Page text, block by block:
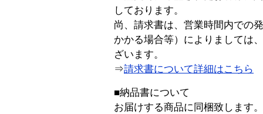
しております。
尚、請求書は、営業時間内での
かかる場合等）によりましては
ざいます。
⇒請求書について詳細はこちら
■納品書について
お届けする商品に同梱致します。